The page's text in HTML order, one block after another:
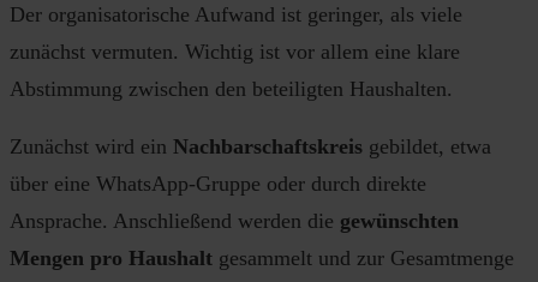
Der organisatorische Aufwand ist geringer, als viele
zunächst vermuten. Wichtig ist vor allem eine klare
Abstimmung zwischen den beteiligten Haushalten.
Zunächst wird ein Nachbarschaftskreis gebildet, etwa
über eine WhatsApp-Gruppe oder durch direkte
Ansprache. Anschließend werden die gewünschten
Mengen pro Haushalt gesammelt und zur Gesamtmenge